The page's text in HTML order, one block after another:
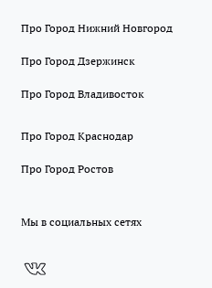
Про Город Нижний Новгород
Про Город Дзержинск
Про Город Владивосток
Про Город Краснодар
Про Город Ростов
Мы в социальных сетях